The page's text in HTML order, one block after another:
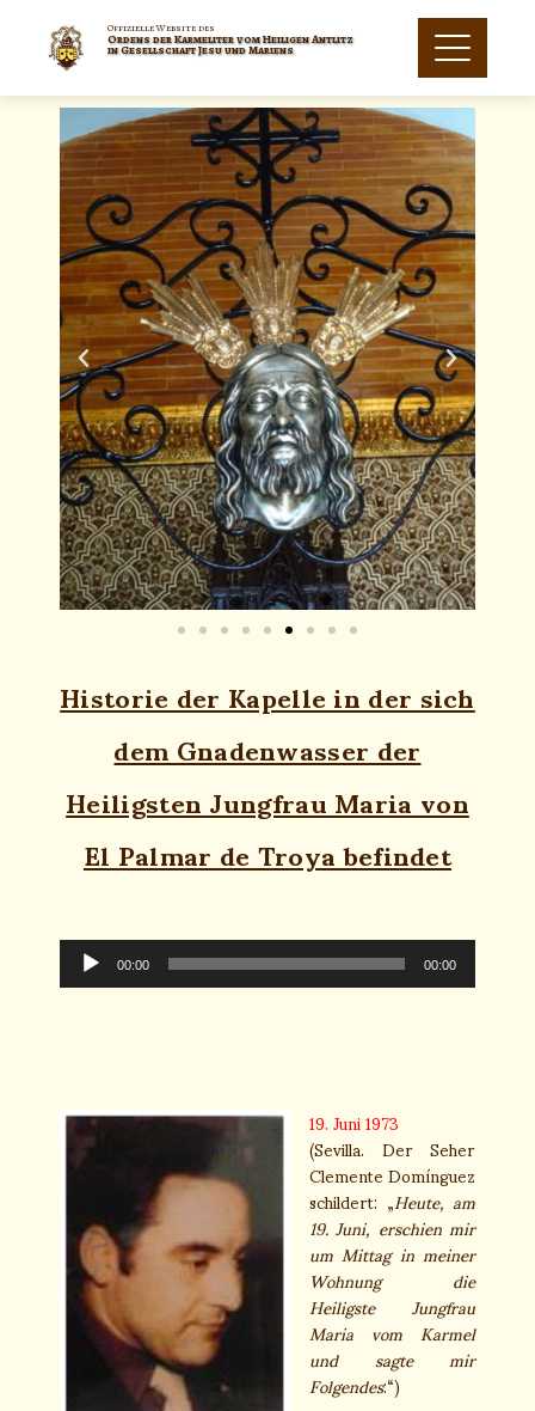
Offizielle Website des
Ordens der Karmeliter vom Heiligen Antlitz
in Gesellschaft Jesu und Mariens
Historie der Kapelle in der sich
dem Gnadenwasser der
Heiligsten Jungfrau Maria von
El Palmar de Troya befindet
Audio-
Player 00:00 00:00
19. Juni 1973
(Sevilla. Der Seher
Clemente Domínguez
schildert: „Heute, am
19. Juni, erschien mir
um Mittag in meiner
Wohnung die
Heiligste Jungfrau
Maria vom Karmel
und sagte mir
Folgendes:“)